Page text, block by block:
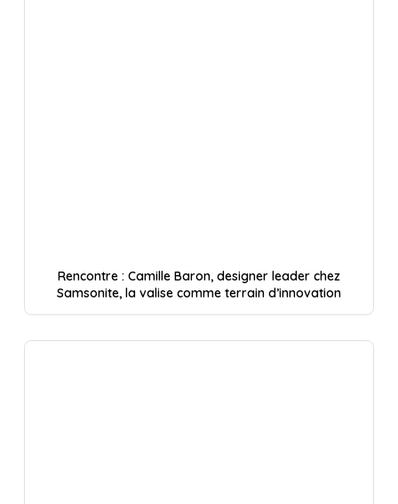
Rencontre : Camille Baron, designer leader chez
Samsonite, la valise comme terrain d’innovation